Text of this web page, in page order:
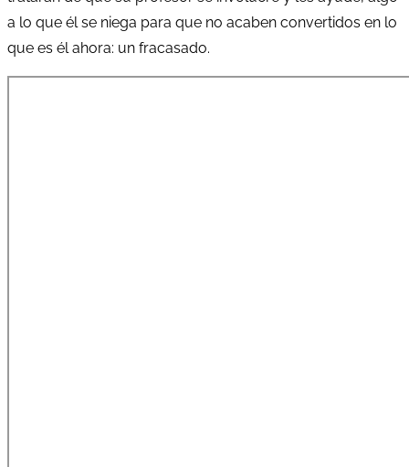
a lo que él se niega para que no acaben convertidos en lo
que es él ahora: un fracasado.